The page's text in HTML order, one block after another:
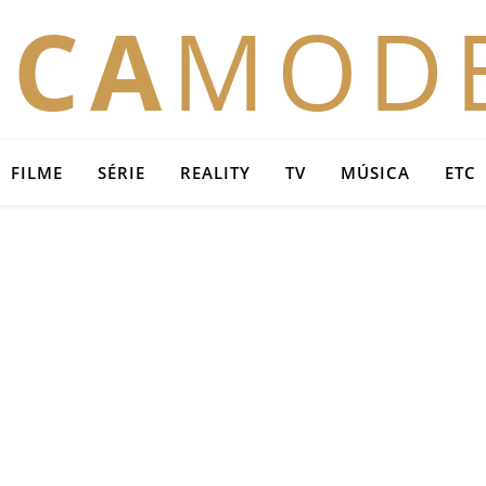
FILME SÉRIE REALITY TV MÚSICA ETC